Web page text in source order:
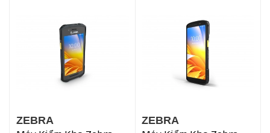
Android 8.1 Oreo (có thể nâng cấp lên Android 14)
Qualcomm Snapdragon 650, 6 nhân, 1.8 GHz ARM
Màn
ZEBRA ZEBRA